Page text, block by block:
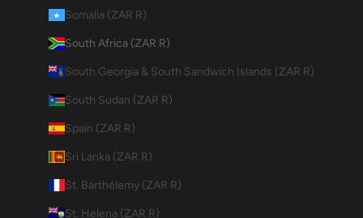
Somalia (ZAR R)
South Africa (ZAR R)
South Georgia & South Sandwich Islands (ZAR R)
South Sudan (ZAR R)
Spain (ZAR R)
Sri Lanka (ZAR R)
St. Barthélemy (ZAR R)
St. Helena (ZAR R)